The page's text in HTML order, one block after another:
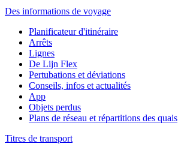
Des informations de voyage
Planificateur d'itinéraire
Arrêts
Lignes
De Lijn Flex
Pertubations et déviations
Conseils, infos et actualités
App
Objets perdus
Plans de réseau et répartitions des quais
Titres de transport